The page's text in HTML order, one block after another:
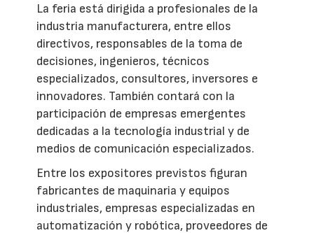
La feria está dirigida a profesionales de la
industria manufacturera, entre ellos
directivos, responsables de la toma de
decisiones, ingenieros, técnicos
especializados, consultores, inversores e
innovadores. También contará con la
participación de empresas emergentes
dedicadas a la tecnología industrial y de
medios de comunicación especializados.
Entre los expositores previstos figuran
fabricantes de maquinaria y equipos
industriales, empresas especializadas en
automatización y robótica, proveedores de